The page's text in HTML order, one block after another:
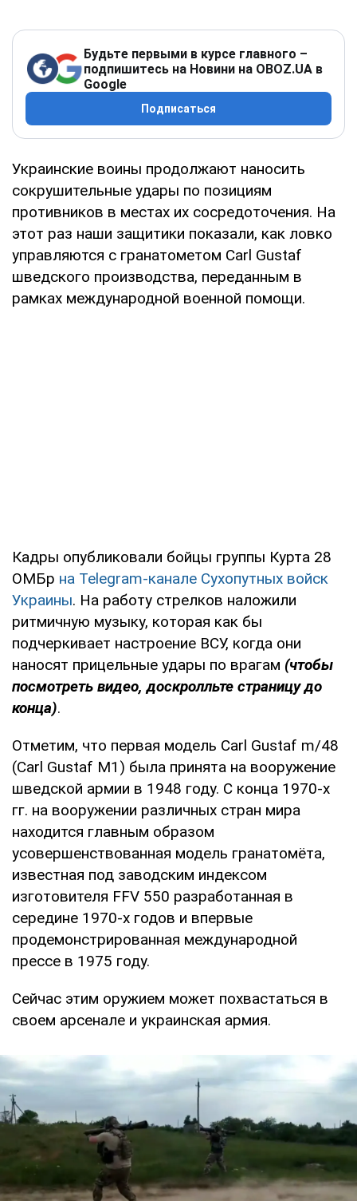
Будьте первыми в курсе главного –
подпишитесь на Новини на OBOZ.UA в
Google
Подписаться
Украинские воины продолжают наносить
сокрушительные удары по позициям
противников в местах их сосредоточения. На
этот раз наши защитики показали, как ловко
управляются с гранатометом Carl Gustaf
шведского производства, переданным в
рамках международной военной помощи.
Кадры опубликовали бойцы группы Курта 28
ОМБр на Telegram-канале Сухопутных войск
Украины. На работу стрелков наложили
ритмичную музыку, которая как бы
подчеркивает настроение ВСУ, когда они
наносят прицельные удары по врагам (чтобы
посмотреть видео, доскролльте страницу до
конца).
Отметим, что первая модель Carl Gustaf m/48
(Carl Gustaf M1) была принята на вооружение
шведской армии в 1948 году. С конца 1970-х
гг. на вооружении различных стран мира
находится главным образом
усовершенствованная модель гранатомёта,
известная под заводским индексом
изготовителя FFV 550 разработанная в
середине 1970-х годов и впервые
продемонстрированная международной
прессе в 1975 году.
Сейчас этим оружием может похвастаться в
своем арсенале и украинская армия.